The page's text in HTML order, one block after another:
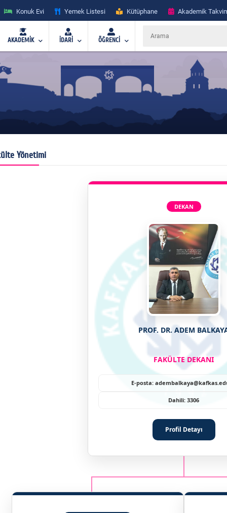
Konuk Evi Yemek Listesi Kütüphane Akademik
AKADEMİK İDARİ ÖĞRENCİ
Yönetimi
DEKAN
PROF. DR. ADEM
FAKÜLTE DEKANI
E-posta:
Dahili: 3306
Profil Detayı